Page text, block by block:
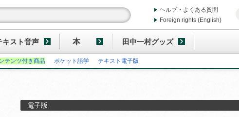
ヘルプ・よくある質問
Foreign rights (English)
キスト音声 本 田中一村グッズ
テンツ付き商品 ポケット語学 テキスト電子版
電子版